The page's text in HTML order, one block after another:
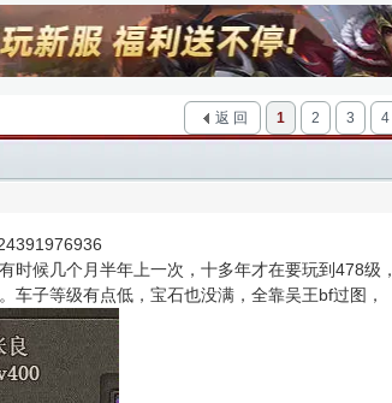
1 2 3 4
返 回
时候几个月半年上一次，十多年才在要玩到478级，
子等级有点低，宝石也没满，全靠吴王bf过图，